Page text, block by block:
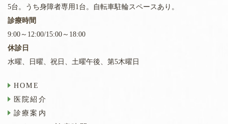
5台。うち身障者専用1台。自転車駐輪スペースあり。
診療時間
9:00～12:00/15:00～18:00
休診日
水曜、日曜、祝日、土曜午後、第5木曜日
HOME
医院紹介
診療案内